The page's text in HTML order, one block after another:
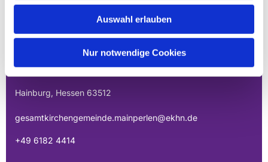
Auswahl erlauben
Nur notwendige Cookies
EVANGELISCHE
GESAMTKIRCHENGEMEINDE DER
MAINPERLEN
Uhlandstraße 1
Hainburg, Hessen 63512
gesamtkirchengemeinde.mainperlen@ekhn.de
+49 6182 4414